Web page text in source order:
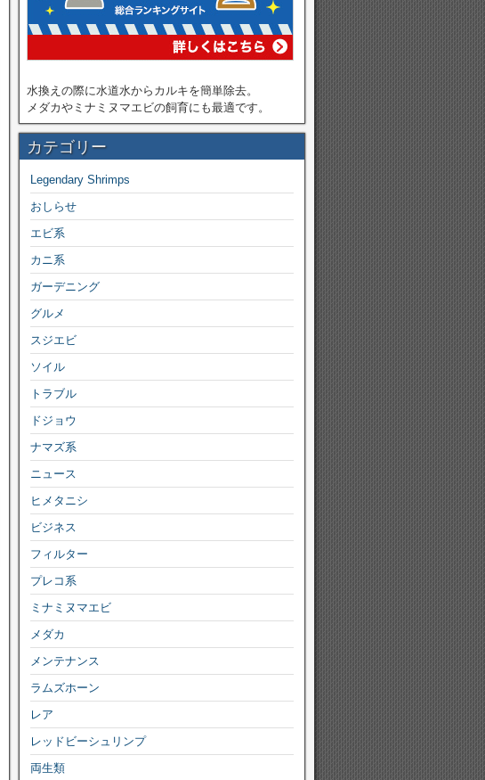
水換えの際に水道水からカルキを簡単除去。
メダカやミナミヌマエビの飼育にも最適です。
カテゴリー
Legendary Shrimps
おしらせ
エビ系
カニ系
ガーデニング
グルメ
スジエビ
ソイル
トラブル
ドジョウ
ナマズ系
ニュース
ヒメタニシ
ビジネス
フィルター
プレコ系
ミナミヌマエビ
メダカ
メンテナンス
ラムズホーン
レア
レッドビーシュリンプ
両生類